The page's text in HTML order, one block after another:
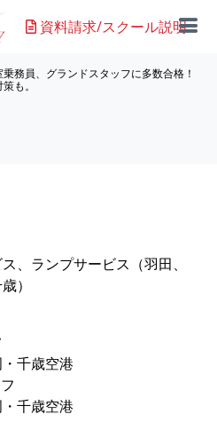
資料請求/スクール説明
務員、グランドスタッフに多数合格！
も。
、ランプサービス（羽田、
）
千歳空港
千歳空港